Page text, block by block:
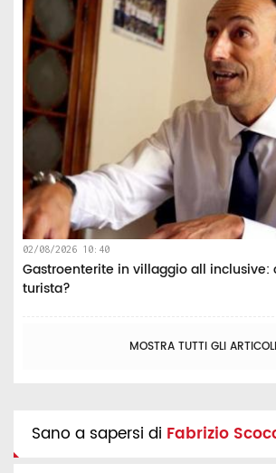
02/08/2026 10:40
Gastroenterite in villaggio all inclusive:
turista?
MOSTRA TUTTI GLI ARTICOLI
Sano a sapersi di Fabrizio